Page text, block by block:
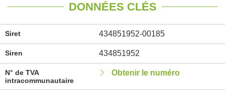
DONNÉES CLÉS
Siret 434851952-00185
Siren 434851952
N° de TVA
intracommunautaire
Obtenir le numéro